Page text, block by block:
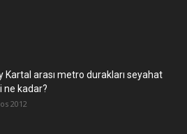
Kartal arası metro durakları seyahat
ne kadar?
2012